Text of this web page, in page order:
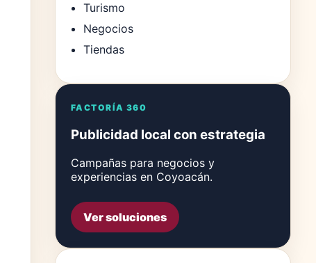
Turismo
Negocios
Tiendas
FACTORÍA 360
Publicidad local con estrategia
Campañas para negocios y
experiencias en Coyoacán.
Ver soluciones